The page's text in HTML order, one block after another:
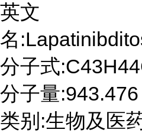
英文
名
分子式
分子量:943.476
类别:生物及医